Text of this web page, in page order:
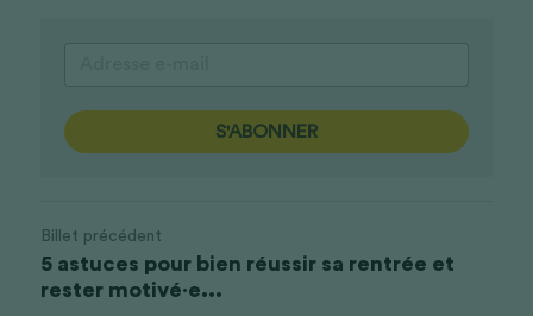
S'ABONNER
Billet précédent
5 astuces pour bien réussir sa rentrée et
rester motivé·e...